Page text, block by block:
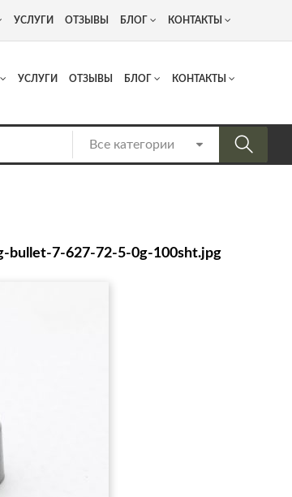
Котельнический проезд 13 +7 (917) 537 17 16
УСЛУГИ ОТЗЫВЫ БЛОГ КОНТАКТЫ
УСЛУГИ ОТЗЫВЫ БЛОГ КОНТАКТЫ
bullet-7-627-72-5-0g-100sht.jpg